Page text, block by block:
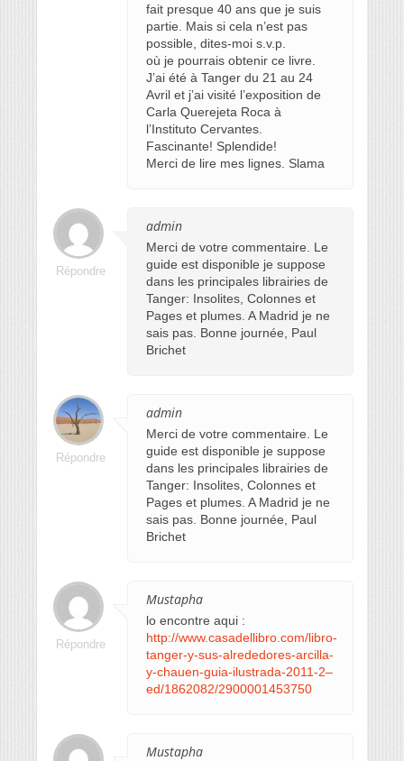
fait presque 40 ans que je suis
partie. Mais si cela n’est pas
possible, dites-moi s.v.p.
où je pourrais obtenir ce livre.
J’ai été à Tanger du 21 au 24
Avril et j’ai visité l’exposition de
Carla Querejeta Roca à
l’Instituto Cervantes.
Fascinante! Splendide!
Merci de lire mes lignes. Slama
admin
Merci de votre commentaire. Le
guide est disponible je suppose
dans les principales librairies de
Tanger: Insolites, Colonnes et
Pages et plumes. A Madrid je ne
sais pas. Bonne journée, Paul
Brichet
Répondre
admin
Merci de votre commentaire. Le
guide est disponible je suppose
dans les principales librairies de
Tanger: Insolites, Colonnes et
Pages et plumes. A Madrid je ne
sais pas. Bonne journée, Paul
Brichet
Répondre
Mustapha
lo encontre aqui :
http://www.casadellibro.com/libro-
tanger-y-sus-alrededores-arcilla-
y-chauen-guia-ilustrada-2011-2–
ed/1862082/2900001453750
Répondre
Mustapha